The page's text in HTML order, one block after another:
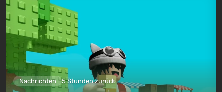
Nachrichten 5 Stunden zurück